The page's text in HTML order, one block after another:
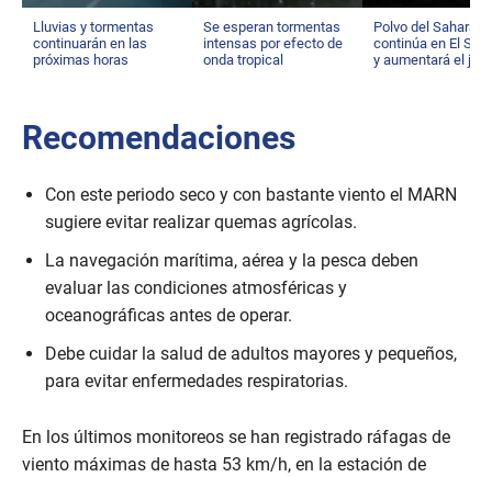
Lluvias y tormentas
continuarán en las
próximas horas
Se esperan tormentas
intensas por efecto de
onda tropical
Polvo del Sahara
continúa en El
y aumentará el
Recomendaciones
Con este periodo seco y con bastante viento el MARN
sugiere evitar realizar quemas agrícolas.
La navegación marítima, aérea y la pesca deben
evaluar las condiciones atmosféricas y
oceanográficas antes de operar.
Debe cuidar la salud de adultos mayores y pequeños,
para evitar enfermedades respiratorias.
En los últimos monitoreos se han registrado ráfagas de
viento máximas de hasta 53 km/h, en la estación de